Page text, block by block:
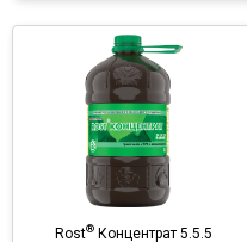
Rost® Концентрат 5.5.5
Rost ®Концентрат 5.10.15
Органо-минеральное
удобрение
♦ NPK